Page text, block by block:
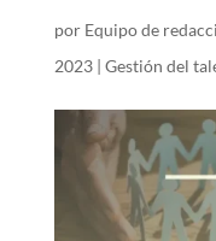
por Equipo de
2023| Gestión del